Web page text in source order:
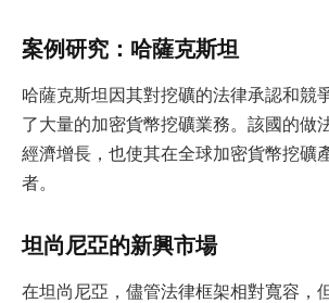
案例研究：哈薩克斯坦
哈薩克斯坦因其對挖礦的法律承認和競
了大量的加密貨幣挖礦業務。該國的做
經濟增長，也使其在全球加密貨幣挖礦
者。
坦尚尼亞的新興市場
在坦尚尼亞，儘管法律框架相對寬容，